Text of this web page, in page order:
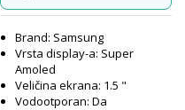
Brand: Samsung
Vrsta display-a: Super
Amoled
Veličina ekrana: 1.5 "
Vodootporan: Da